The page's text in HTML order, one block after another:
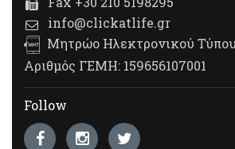
info@clickatlife.gr
Μητρώο Ηλεκτρονικού
Αριθμός ΓΕΜΗ: 159656107001
Follow